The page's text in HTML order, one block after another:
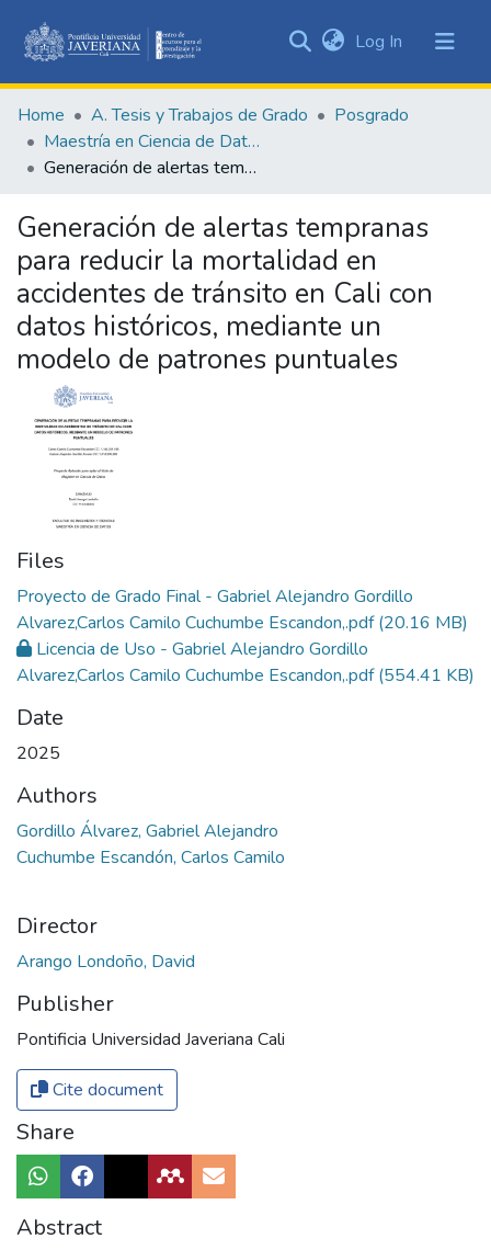
&
Collections
Statistics
Log In (current)
Home A. Tesis y Trabajos de Grado
Posgrado
Maestría en Ciencia de Datos
Generación de alertas tempranas para reducir la mortalidad en accidentes de tránsito en Cali con datos históricos, mediante un modelo de patrones puntuales
Generación de alertas tempranas
para reducir la mortalidad en
accidentes de tránsito en Cali con
datos históricos, mediante un
modelo de patrones puntuales
Files
Proyecto de Grado Final - Gabriel Alejandro Gordillo
Alvarez,Carlos Camilo Cuchumbe Escandon,.pdf(20.16 MB)
Licencia de Uso - Gabriel Alejandro Gordillo
Alvarez,Carlos Camilo Cuchumbe Escandon,.pdf(554.41 KB)
Date
2025
Authors
Gordillo Álvarez, Gabriel Alejandro
Cuchumbe Escandón, Carlos Camilo
Director
Arango Londoño, David
Publisher
Pontificia Universidad Javeriana Cali
Cite document
Share
Abstract